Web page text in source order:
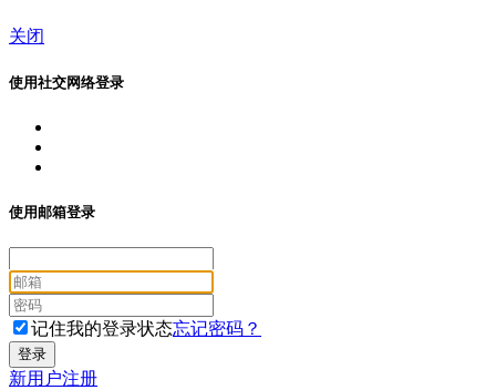
关闭
使用社交网络登录
使用邮箱登录
记住我的登录状态忘记密码？
新用户注册